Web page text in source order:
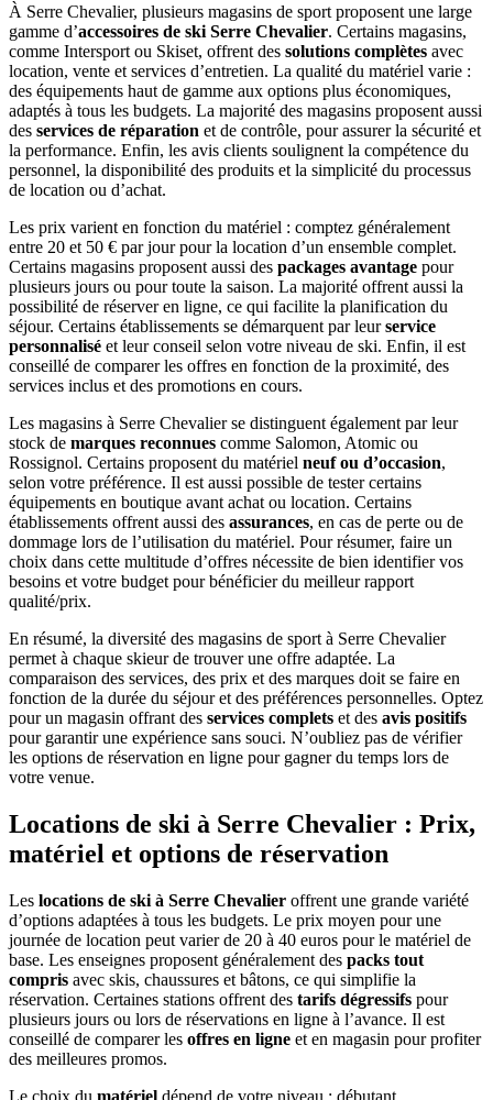
À Serre Chevalier, plusieurs magasins de sport proposent une large
gamme d’accessoires de ski Serre Chevalier. Certains magasins,
comme Intersport ou Skiset, offrent des solutions complètes avec
location, vente et services d’entretien. La qualité du matériel varie :
des équipements haut de gamme aux options plus économiques,
adaptés à tous les budgets. La majorité des magasins proposent aussi
des services de réparation et de contrôle, pour assurer la sécurité et
la performance. Enfin, les avis clients soulignent la compétence du
personnel, la disponibilité des produits et la simplicité du processus
de location ou d’achat.
Les prix varient en fonction du matériel : comptez généralement
entre 20 et 50 € par jour pour la location d’un ensemble complet.
Certains magasins proposent aussi des packages avantage pour
plusieurs jours ou pour toute la saison. La majorité offrent aussi la
possibilité de réserver en ligne, ce qui facilite la planification du
séjour. Certains établissements se démarquent par leurservice
personnalisé et leur conseil selon votre niveau de ski. Enfin, il est
conseillé de comparer les offres en fonction de la proximité, des
services inclus et des promotions en cours.
Les magasins à Serre Chevalier se distinguent également par leur
stock de marques reconnues comme Salomon, Atomic ou
Rossignol. Certains proposent du matériel neuf ou d’occasion,
selon votre préférence. Il est aussi possible de tester certains
équipements en boutique avant achat ou location. Certains
établissements offrent aussi des assurances, en cas de perte ou de
dommage lors de l’utilisation du matériel. Pour résumer, faire un
choix dans cette multitude d’offres nécessite de bien identifier vos
besoins et votre budget pour bénéficier du meilleur rapport
qualité/prix.
En résumé, la diversité des magasins de sport à Serre Chevalier
permet à chaque skieur de trouver une offre adaptée. La
comparaison des services, des prix et des marques doit se faire en
fonction de la durée du séjour et des préférences personnelles. Optez
pour un magasin offrant des services complets et des avis positifs
pour garantir une expérience sans souci. N’oubliez pas de vérifier
les options de réservation en ligne pour gagner du temps lors de
votre venue.
Locations de ski à Serre Chevalier : Prix,
matériel et options de réservation
Les locations de ski à Serre Chevalier offrent une grande variété
d’options adaptées à tous les budgets. Le prix moyen pour une
journée de location peut varier de 20 à 40 euros pour le matériel de
base. Les enseignes proposent généralement des packs tout
compris avec skis, chaussures et bâtons, ce qui simplifie la
réservation. Certaines stations offrent des tarifs dégressifs pour
plusieurs jours ou lors de réservations en ligne à l’avance. Il est
conseillé de comparer les offres en ligne et en magasin pour profiter
des meilleures promos.
Le choix du matériel dépend de votre niveau : débutant,